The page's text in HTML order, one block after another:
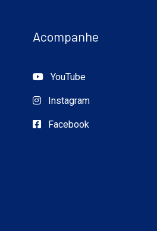
Acompanhe
YouTube
Instagram
Facebook